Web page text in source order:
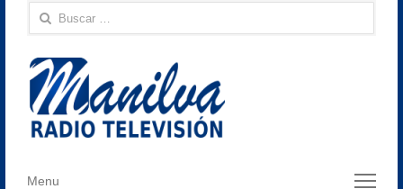
Buscar:
Menu
Menu